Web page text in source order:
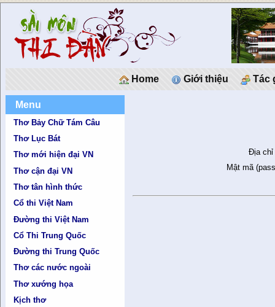
Home Giới thiệu Tác
Menu
Thơ Bảy Chữ Tám Câu
Thơ Lục Bát
Thơ mới hiện đại VN
Thơ cận đại VN
Thơ tân hình thức
Cổ thi Việt Nam
Đường thi Việt Nam
Cổ Thi Trung Quốc
Đường thi Trung Quốc
Thơ các nước ngoài
Thơ xướng họa
Kịch thơ
Địa chỉ
Mật mã